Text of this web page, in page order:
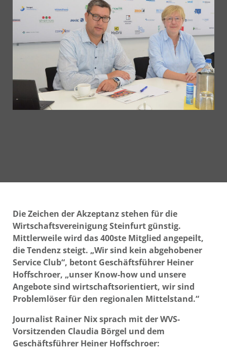
Die Zeichen der Akzeptanz stehen für die
Wirtschaftsvereinigung Steinfurt günstig.
Mittlerweile wird das 400ste Mitglied angepeilt,
die Tendenz steigt. „Wir sind kein abgehobener
Service Club“, betont Geschäftsführer Heiner
Hoffschroer, „unser Know-how und unsere
Angebote sind wirtschaftsorientiert, wir sind
Problemlöser für den regionalen Mittelstand.“
Journalist Rainer Nix sprach mit der WVS-
Vorsitzenden Claudia Börgel und dem
Geschäftsführer Heiner Hoffschroer: